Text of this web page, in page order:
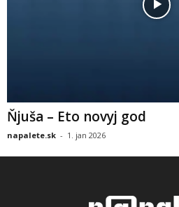
Ňjuša – Eto novyj god
napalete.sk - 1. jan 2026